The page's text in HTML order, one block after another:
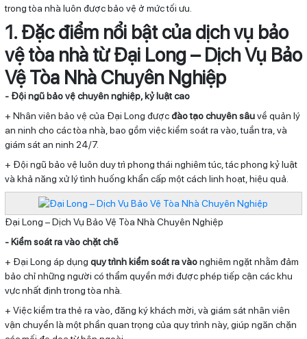
trong tòa nhà luôn được bảo vệ ở mức tối ưu.
1. Đặc điểm nổi bật của dịch vụ bảo
vệ tòa nhà từ Đại Long – Dịch Vụ Bảo
Vệ Tòa Nhà Chuyên Nghiệp
- Đội ngũ bảo vệ chuyên nghiệp, kỷ luật cao
+ Nhân viên bảo vệ của Đại Long đượcđào tạo chuyên sâuvề quản lý
an ninh cho các tòa nhà, bao gồm việc kiểm soát ra vào, tuần tra, và
giám sát an ninh 24/7.
+ Đội ngũ bảo vệ luôn duy trì phong thái nghiêm túc, tác phong kỷ luật
và khả năng xử lý tình huống khẩn cấp một cách linh hoạt, hiệu quả.
Đại Long – Dịch Vụ Bảo Vệ Tòa Nhà Chuyên Nghiệp
- Kiểm soát ra vào chặt chẽ
+ Đại Long áp dụng quy trình kiểm soát ra vàonghiêm ngặt nhằm đảm
bảo chỉ những người có thẩm quyền mới được phép tiếp cận các khu
vực nhất định trong tòa nhà.
+ Việc kiểm tra thẻ ra vào, đăng ký khách mời, và giám sát nhân viên
vận chuyển là một phần quan trọng của quy trình này, giúp ngăn chặn